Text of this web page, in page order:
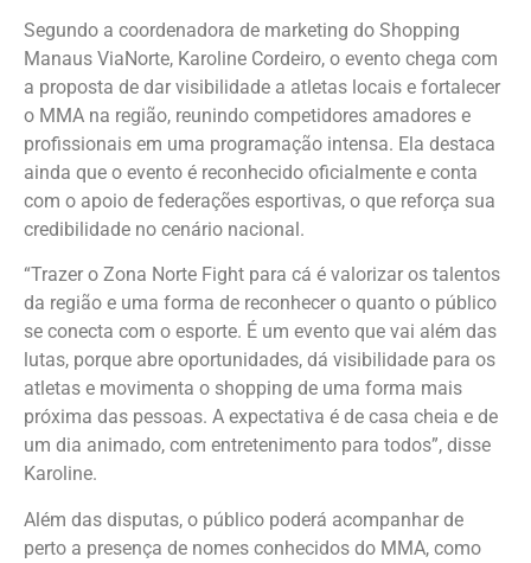
Segundo a coordenadora de marketing do Shopping
Manaus ViaNorte, Karoline Cordeiro, o evento chega com
a proposta de dar visibilidade a atletas locais e fortalecer
o MMA na região, reunindo competidores amadores e
profissionais em uma programação intensa. Ela destaca
ainda que o evento é reconhecido oficialmente e conta
com o apoio de federações esportivas, o que reforça sua
credibilidade no cenário nacional.
“Trazer o Zona Norte Fight para cá é valorizar os talentos
da região e uma forma de reconhecer o quanto o público
se conecta com o esporte. É um evento que vai além das
lutas, porque abre oportunidades, dá visibilidade para os
atletas e movimenta o shopping de uma forma mais
próxima das pessoas. A expectativa é de casa cheia e de
um dia animado, com entretenimento para todos”, disse
Karoline.
Além das disputas, o público poderá acompanhar de
perto a presença de nomes conhecidos do MMA, como